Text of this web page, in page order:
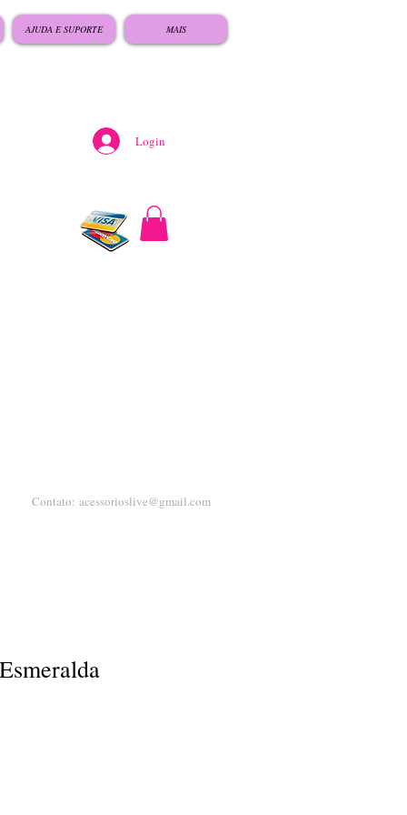
AJUDA E SUPORTE MAIS
Login
Contato: acessorioslive@gmail.com